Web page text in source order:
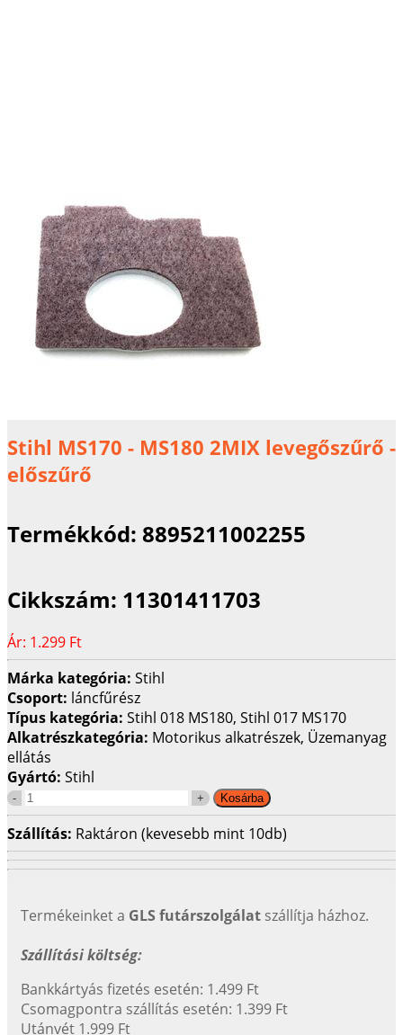
Stihl MS170 - MS180 2MIX levegőszűrő -
előszűrő
Termékkód: 8895211002255
Cikkszám: 11301411703
Ár: 1.299 Ft
Márka kategória: Stihl
Csoport: láncfűrész
Típus kategória: Stihl 018 MS180, Stihl 017 MS170
Alkatrészkategória: Motorikus alkatrészek, Üzemanyag
ellátás
Gyártó: Stihl
Szállítás: Raktáron (kevesebb mint 10db)
Termékeinket a GLS futárszolgálat szállítja házhoz.
Szállítási költség:
Bankkártyás fizetés esetén: 1.499 Ft
Csomagpontra szállítás esetén: 1.399 Ft
Utánvét 1.999 Ft